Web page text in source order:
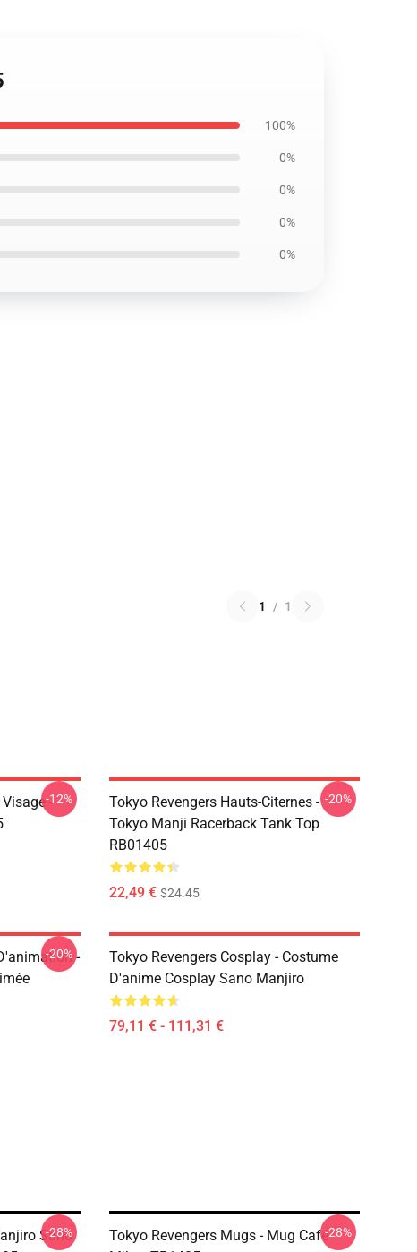
100%
0%
0%
0%
0%
1 / 1
-
-12%
Tokyo Revengers Hauts-Citernes -
Tokyo Manji Racerback Tank Top
RB01405
22,49 € $24.45
-20%
-
-20%
Tokyo Revengers Cosplay - Costume
D'anime Cosplay Sano Manjiro
79,11 € - 111,31 €
Sano
-28%
Tokyo Revengers Mugs - Mug Café-28%